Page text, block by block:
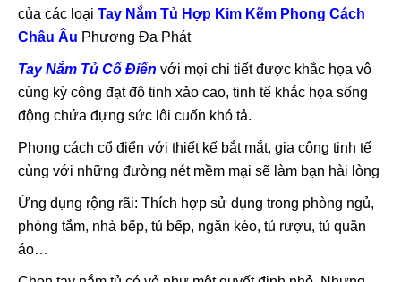
của các loại Tay Nắm Tủ Hợp Kim Kẽm Phong Cách
Châu Âu Phương Đa Phát
Tay Nắm Tủ Cổ Điển với mọi chi tiết được khắc họa vô
cùng kỳ công đạt độ tinh xảo cao, tinh tế khắc họa sống
động chứa đựng sức lôi cuốn khó tả.
Phong cách cổ điển với thiết kế bắt mắt, gia công tinh tế
cùng với những đường nét mềm mại sẽ làm bạn hài lòng
Ứng dụng rộng rãi: Thích hợp sử dụng trong phòng ngủ,
phòng tắm, nhà bếp, tủ bếp, ngăn kéo, tủ rượu, tủ quần
áo…